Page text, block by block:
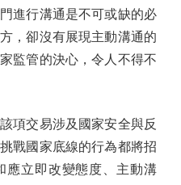
進行溝通是不可或缺的必
，卻沒有展現主動溝通的
監管的決心，令人不得不
交易涉及國家安全與反
戰國家底線的行為都將招
應立即改變態度、主動溝